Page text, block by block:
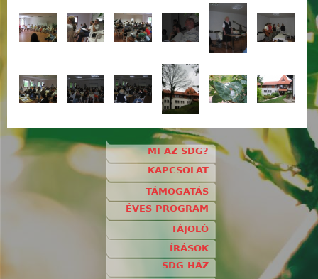
MI AZ SDG?
KAPCSOLAT
TÁMOGATÁS
ÉVES PROGRAM
TÁJOLÓ
ÍRÁSOK
SDG HÁZ